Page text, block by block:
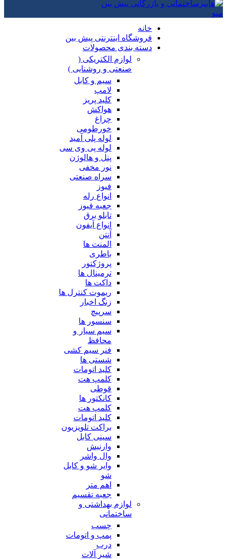
منو
خانه
فروشگاه اینترنتی پیش بین
دسته بندی محصولات
لوازم الکتریکی (
صنعتی و روشنایی )
سیم و کابل
لامپ
کلید پریز
هواکش
چراغ
خورطومی
لوله پلی آمید
لوله پی وی سی
پنل و هالوژن
نور مخفی
سراه صنعتی
فیوز
انواع رله
جعبه فیوز
تابلو برق
انواع آیفون
آنتن
المنت ها
باطری
پروژکتور
ترمینال ها
داکت ها
ریموت کنترل ها
زنگ اخبار
سرپیچ
سنسور ها
سیم سیار و
محافظ
فنر سیم کشی
شستی ها
کلید اتومات
کلمپ هت
قوطی
کانکتور ها
کلمپ هت
کلید اتومات
براکت تلویزیون
سینی کابل
وارنیش
وال واشر
وایر شو و کابل
شو
اهم متر
جعبه تقسیم
لوازم بهداشتی و
ساختمانی
چسب
پمپ و اتومات
درب
شیر آلات